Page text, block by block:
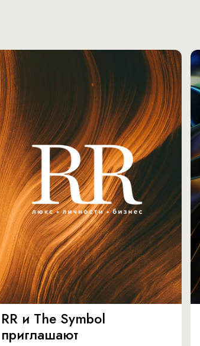
RR и The Symbol
приглашают